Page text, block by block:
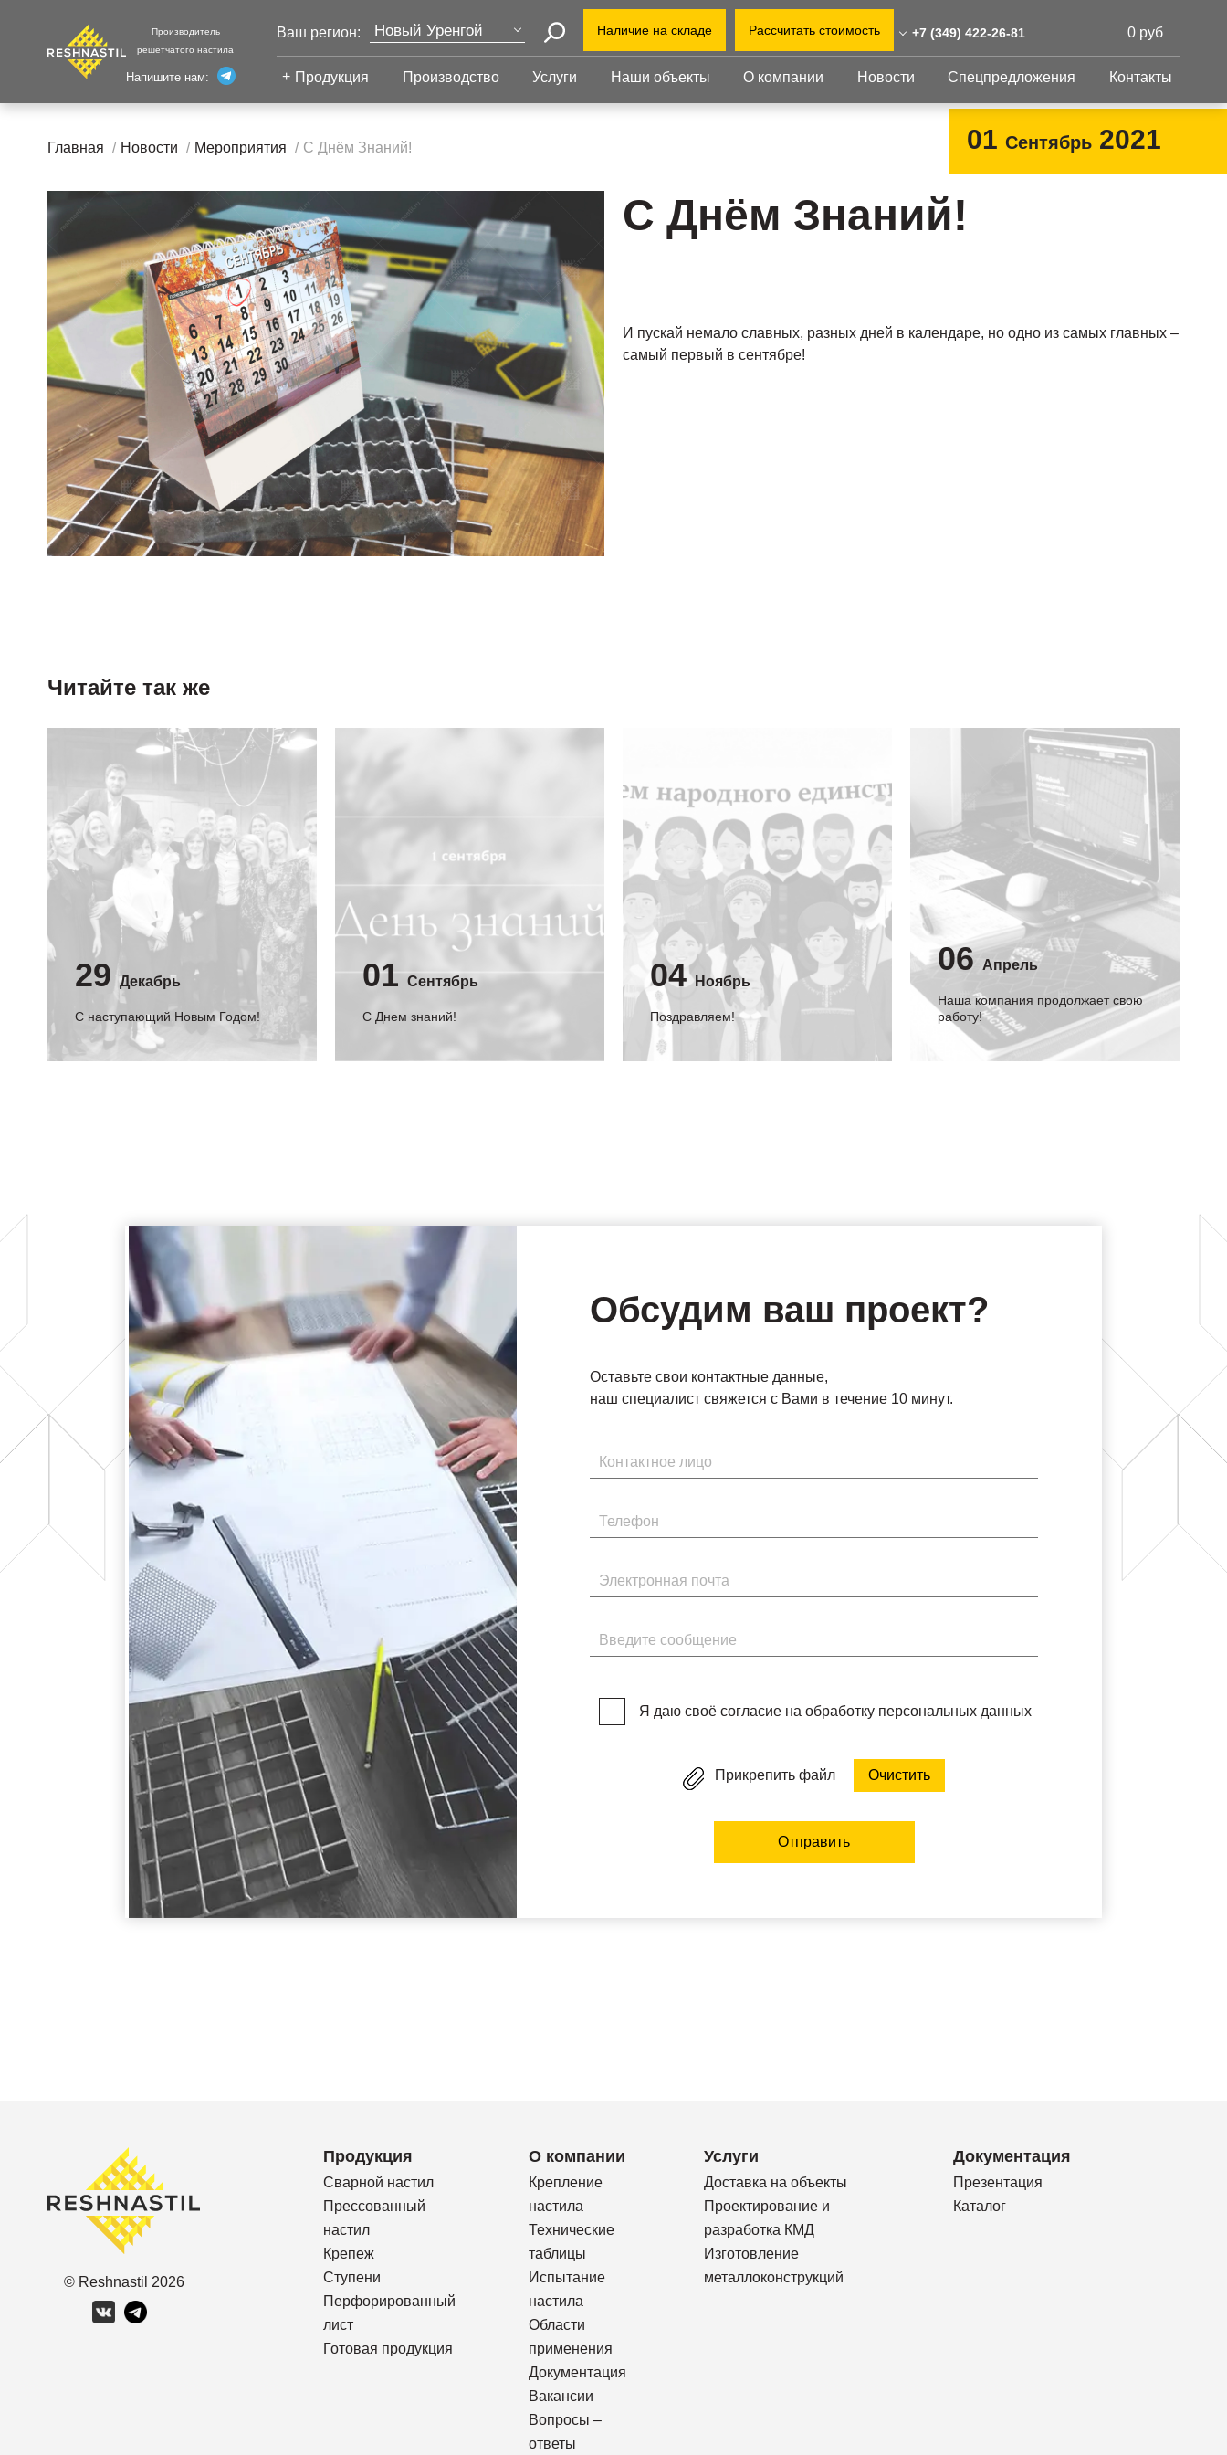
Производитель
решетчатого настила
Напишите нам:
Ваш регион: Новый Уренгой
Санкт-Петербург
Екатеринбург
Сургут
Тюмень
Нижний Новгород
Наличие на складе Рассчитать стоимость +7 (349) 422-26-81
+7 (349) 422-26-81
просп. Губкина, 14А
Завод и склад: Калужская
0 руб
Продукция
Настил с
противоскольжением
Настил для стеллажей
Настил для морских
платформ
Прессованный настил с
противоскольжением
Настил для стеллажей
Грязезащитные
решетки
ступени
Сварные ступени
Изделия из
перфорированных
Крепеж
Производство Услуги Наши объекты О компании Новости Спецпредложения Контакты
Главная Новости Мероприятия С Днём Знаний! 01 Сентябрь 2021
С Днём Знаний!
И пускай немало славных, разных дней в календаре, но одно из самых главных –
самый первый в сентябре!
Читайте так же
29 Декабрь
С наступающий Новым Годом!
01 Сентябрь
C Днем знаний!
04 Ноябрь
Поздравляем!
06 Апрель
Наша компания продолжает свою
работу!
Обсудим ваш проект?
Оставьте свои контактные данные,
наш специалист свяжется с Вами в течение 10 минут.
Имя
Телефон
Электронная почта
Введите сообщение
Я даю своё согласие на обработку персональных данных
Прикрепить файл Очистить
Отправить
© Reshnastil 2026
Продукция
Сварной настил
Прессованный
настил
Крепеж
Ступени
Перфорированный
лист
Готовая продукция
О компании
Крепление
настила
Технические
таблицы
Испытание
настила
Области
применения
Документация
Вакансии
Вопросы –
ответы
Услуги
Доставка на объекты
Проектирование и
разработка КМД
Изготовление
металлоконструкций
Документация
Презентация
Каталог